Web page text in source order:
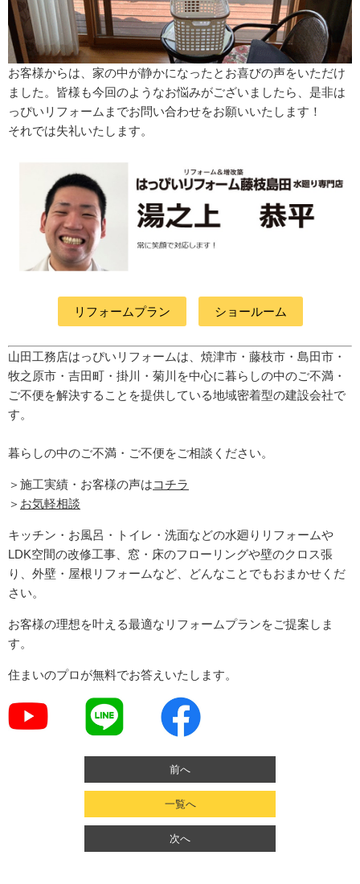
お客様からは、家の中が静かになったとお喜びの声をいただけ
ました。皆様も今回のようなお悩みがございましたら、是非は
っぴいリフォームまでお問い合わせをお願いいたします！
それでは失礼いたします。
リフォームプラン ショールーム
山田工務店はっぴいリフォームは、焼津市・藤枝市・島田市・
牧之原市・吉田町 ・掛川・菊川 を中心に暮らしの中のご不満・
ご不便を解決することを提供している地域密着型の建設会社で
す。
暮らしの中のご不満・ご不便をご相談ください。
＞施工実績・お客様の声はコチラ
＞ お気軽相談
キッチン・お風呂・トイレ・洗面などの水廻りリフォームや
LDK空間の改修工事、窓・床のフローリングや壁のクロス張
り、外壁・屋根リフォームなど、どんなことでもおまかせくだ
さい。
お客様の理想を叶える最適なリフォームプランをご提案しま
す。
住まいのプロが無料でお答えいたします。
前へ
一覧へ
次へ